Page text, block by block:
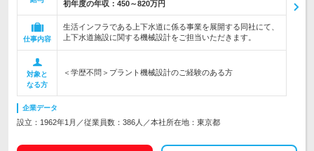
初年度の年収： 450～820万円
仕事内容
生活インフラである上下水道に係る事業を展開する同社にて、
上下水道施設に関する機械設計をご担当いただきます。
対象と
なる方
＜学歴不問＞プラント機械設計のご経験のある方
企業データ
設立：1962年1月／従業員数：386人／本社所在地：東京都